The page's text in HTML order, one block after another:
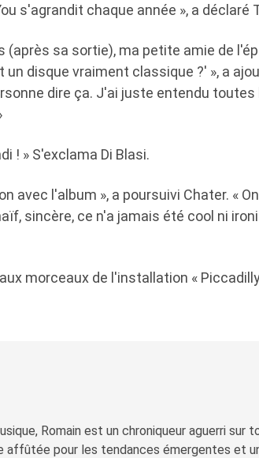
s'agrandit chaque année », a déclaré
(après sa sortie), ma petite amie de
disque vraiment classique ?' », a
dire ça. J'ai juste entendu toutes
! » S'exclama Di Blasi.
avec l'album », a poursuivi Chater. «
sincère, ce n'a jamais été cool ni
morceaux de l'installation «
Romain est un chroniqueur aguerri sur
affûtée pour les tendances émergentes et